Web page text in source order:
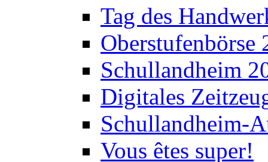
Tag des
Oberstufenbörse
Schullandheim
Digitales
Schullandheim-
Vous êtes super!